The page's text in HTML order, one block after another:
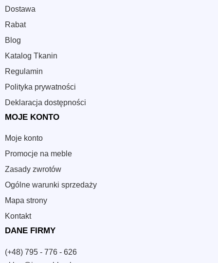
Dostawa
Rabat
Blog
Katalog Tkanin
Regulamin
Polityka prywatności
Deklaracja dostępności
MOJE KONTO
Moje konto
Promocje na meble
Zasady zwrotów
Ogólne warunki sprzedaży
Mapa strony
Kontakt
DANE FIRMY
(+48) 795 - 776 - 626